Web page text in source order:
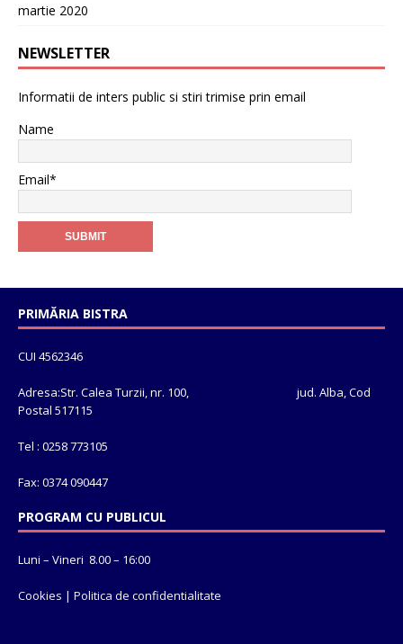
martie 2020
NEWSLETTER
Informatii de inters public si stiri trimise prin email
Name
Email*
PRIMĂRIA BISTRA
CUI 4562346
Adresa:Str. Calea Turzii, nr. 100, jud. Alba, Cod
Postal 517115
Tel : 0258 773105
Fax: 0374 090447
PROGRAM CU PUBLICUL
Luni – Vineri 8.00 – 16:00
Cookies | Politica de confidentialitate